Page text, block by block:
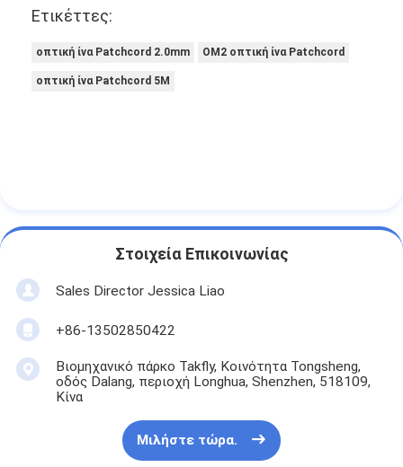
Ετικέττες:
οπτική ίνα Patchcord 2.0mm OM2 οπτική ίνα Patchcord
οπτική ίνα Patchcord 5M
Στοιχεία Επικοινωνίας
Sales Director Jessica Liao
+86-13502850422
Βιομηχανικό πάρκο Takfly, Κοινότητα Tongsheng,
οδός Dalang, περιοχή Longhua, Shenzhen, 518109,
Κίνα
Μιλήστε τώρα.